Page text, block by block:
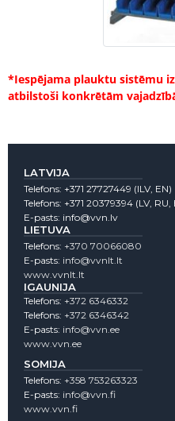
*Iespējama plauktu sistēmu
atbilstoši konkrētām
LATVIJA
Telefons: +371 27727449 (lLV, EN)
Telefons: +371 20379394 (LV, RU,
E-pasts: info@vvn.lv
LIETUVA
Telefons: +370 70066080
E-pasts: info@vvnlt.lt
www.vvnlt.lt
IGAUNIJA
Telefons: +372 6346332
Telefons: +372 6346342
E-pasts: info@vvn.ee
www.vvn.ee
SOMIJA
Telefons: +358 753263323
E-pasts: info@vvn.fi
www.vvn.fi